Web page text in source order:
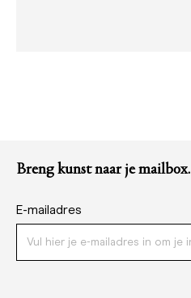
Breng kunst naar je mailbox.
E-mailadres